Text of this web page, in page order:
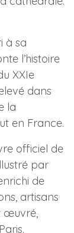
à sa
l’histoire
XXIe
dans
la
en France.
officiel de
par
de
artisans
œuvré,